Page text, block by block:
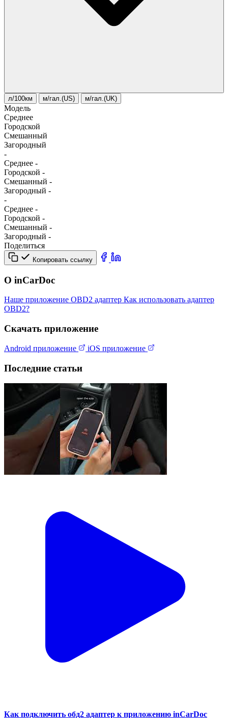
л/100км м/гал.(US) м/гал.(UK)
Модель
Среднее
Городской
Смешанный
Загородный
-
Среднее -
Городской -
Смешанный -
Загородный -
-
Среднее -
Городской -
Смешанный -
Загородный -
Поделиться
Копировать ссылку
О inCarDoc
Наше приложение OBD2 адаптер Как использовать адаптер
OBD2?
Скачать приложение
Android приложение iOS приложение
Последние статьи
Как подключить обд2 адаптер к приложению inCarDoc